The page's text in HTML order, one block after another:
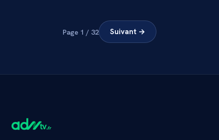
Page 1 / 32 Suivant →